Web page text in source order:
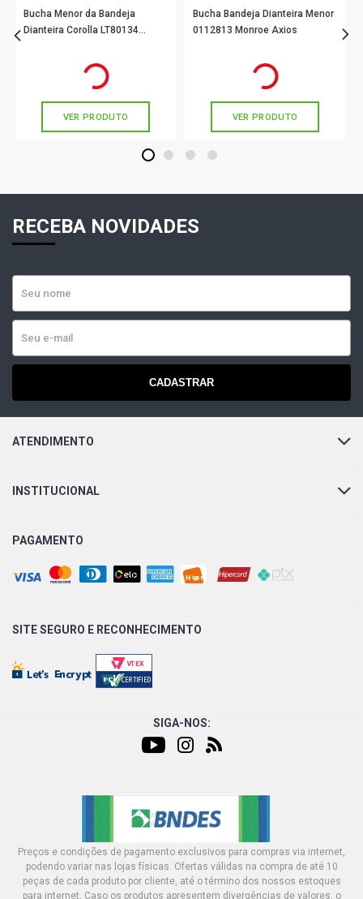
Bucha Menor da Bandeja
Dianteira Corolla LT80134
em até 1x de
VER PRODUTO
Bucha Bandeja Dianteira Menor
0112813 Monroe Axios
em até 1x de
VER PRODUTO
1 2 3 4
RECEBA NOVIDADES
CADASTRAR
ATENDIMENTO
INSTITUCIONAL
PAGAMENTO
SITE SEGURO E RECONHECIMENTO
SIGA-NOS:
Preços e condições de pagamento exclusivos para compras via internet,
podendo variar nas lojas físicas. Ofertas válidas na compra de até 10
peças de cada produto por cliente, até o término dos nossos estoques
para internet. Caso os produtos apresentem divergências de valores, o